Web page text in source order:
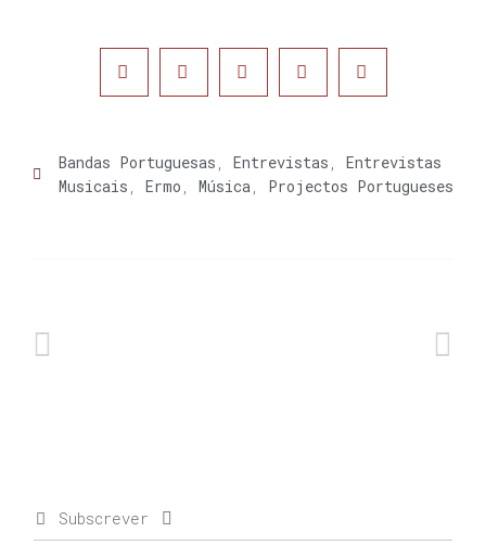
Bandas Portuguesas , Entrevistas , Entrevistas
Musicais , Ermo , Música, Projectos Portugueses
Subscrever